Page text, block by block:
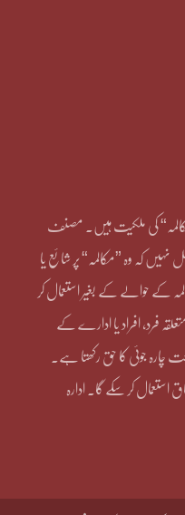
”مکالمہ“ کی ملکیت ہیں۔ مصنف
نہیں کہ وہ ”مکالمہ“ پر شائع یا
کے حوالے کے بغیر استعمال کر
فرد، افراد یا ادارے کے
جوئی کا حق رکھتا ہے۔
استعمال کر سکے گا۔ ادارہ